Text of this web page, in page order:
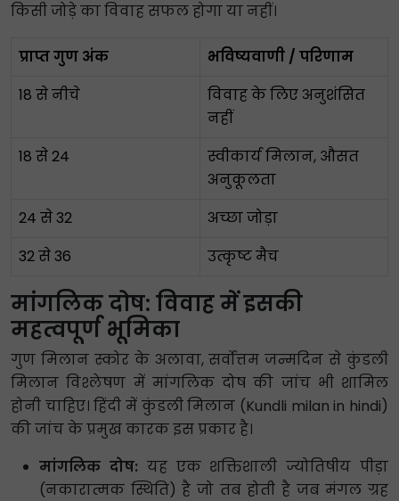
किसी जोड़े का विवाह सफल होगा या नहीं।
प्राप्त गुण अंक
भविष्यवाणी / परिणाम
18 से नीचे
विवाह के लिए अनुशंसित
नहीं
18 से 24
स्वीकार्य मिलान, औसत
अनुकूलता
24 से 32
अच्छा जोड़ा
32 से 36
उत्कृष्ट मैच
मांगलिक दोष: विवाह में इसकी
महत्वपूर्ण भूमिका
गुण मिलान स्कोर के अलावा, सर्वोत्तम जन्मदिन से कुंडली
मिलान विश्लेषण में मांगलिक दोष की जांच भी शामिल
होनी चाहिए। हिंदी में कुंडली मिलान (Kundli milan in hindi)
की जांच के प्रमुख कारक इस प्रकार है।
मांगलिक दोष: यह एक शक्तिशाली ज्योतिषीय पीड़ा
(नकारात्मक स्थिति) है जो तब होती है जब मंगल ग्रह